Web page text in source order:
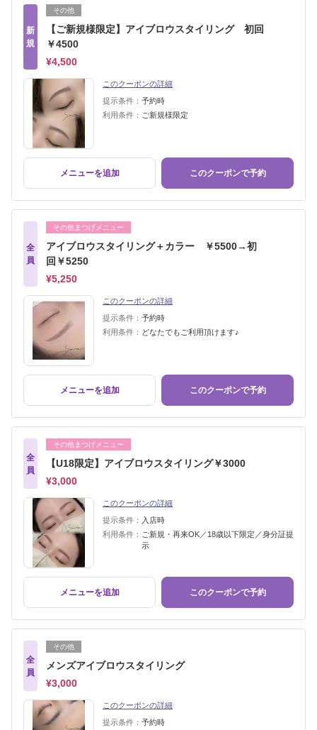
新
規
その他
【ご新規様限定】アイブロウスタイリング 初回
￥4500
¥4,500
このクーポンの詳細
提示条件： 予約時
利用条件： ご新規様限定
メニューを追加 このクーポンで予約
全
員
その他まつげメニュー
アイブロウスタイリング＋カラー ￥5500→初
回￥5250
¥5,250
このクーポンの詳細
提示条件： 予約時
利用条件： どなたでもご利用頂けます♪
メニューを追加 このクーポンで予約
全
員
その他まつげメニュー
【U18限定】アイブロウスタイリング￥3000
¥3,000
このクーポンの詳細
提示条件：
入店時
利用条件： ご新規・再来OK／18歳以下限定／身分証提
示
メニューを追加 このクーポンで予約
全
員
その他
メンズアイブロウスタイリング
¥3,000
このクーポンの詳細
提示条件： 予約時